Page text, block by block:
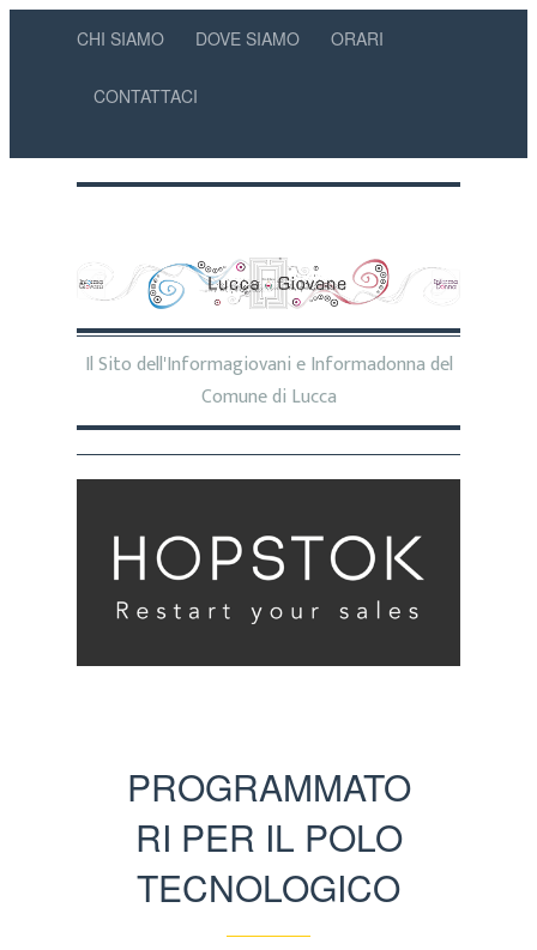
CHI SIAMO DOVE SIAMO ORARI
CONTATTACI
Il Sito dell'Informagiovani e Informadonna del
Comune di Lucca
PROGRAMMATO
RI PER IL POLO
TECNOLOGICO